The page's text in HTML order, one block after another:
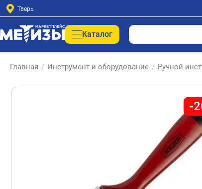
Тверь
Каталог
Главная / Инструмент и оборудование / Ручной
-